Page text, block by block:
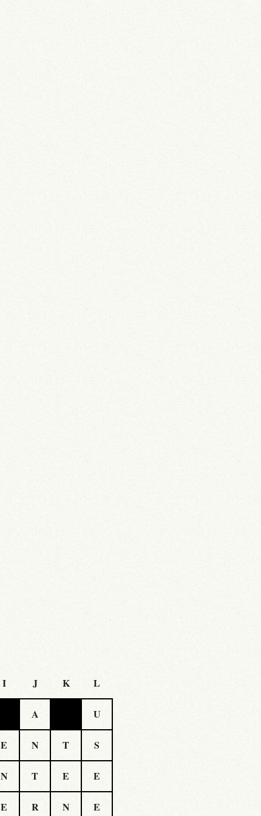
I J K L
A U
E N T S
N T E E
E R N E